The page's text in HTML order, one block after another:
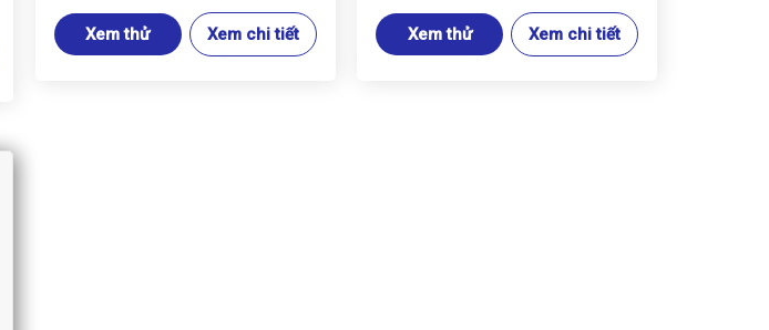
là:
1.000.000₫.
tại
là:
700.000₫.
Xem thử Xem chi tiết
là:
1.000.000₫.
tại
là:
700.000₫.
Xem thử Xem chi tiết